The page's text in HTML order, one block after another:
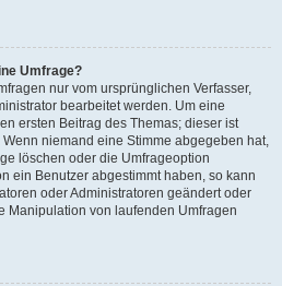
Umfrage?
nur vom ursprünglichen Verfasser,
bearbeitet werden. Um eine
ersten Beitrag des Themas; dieser ist
niemand eine Stimme abgegeben hat,
löschen oder die Umfrageoption
ein Benutzer abgestimmt haben, so kann
oder Administratoren geändert oder
Manipulation von laufenden Umfragen